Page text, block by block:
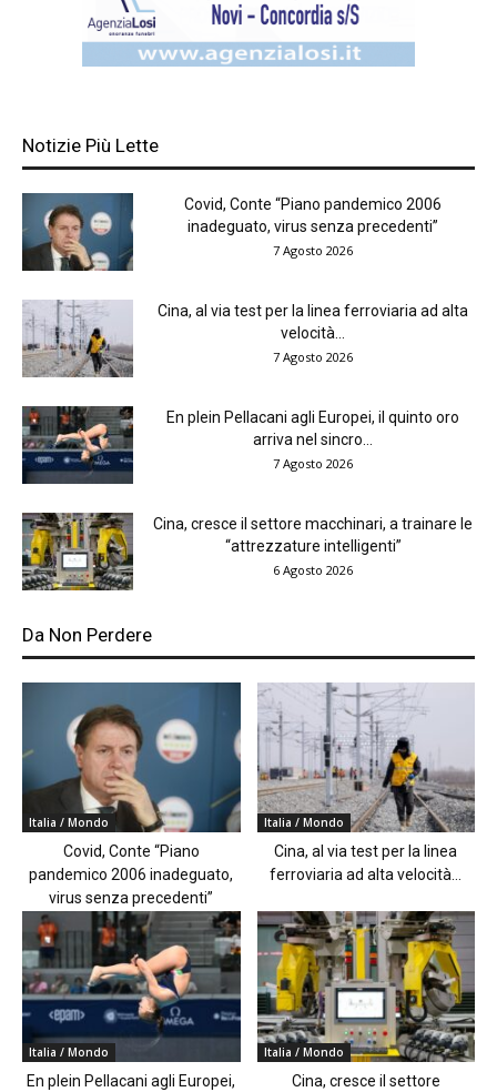
Notizie Più Lette
Covid, Conte “Piano pandemico 2006
inadeguato, virus senza precedenti”
7 Agosto 2026
Cina, al via test per la linea ferroviaria ad alta
velocità...
7 Agosto 2026
En plein Pellacani agli Europei, il quinto oro
arriva nel sincro...
7 Agosto 2026
Cina, cresce il settore macchinari, a trainare le
“attrezzature intelligenti”
6 Agosto 2026
Da Non Perdere
Italia / Mondo
Covid, Conte “Piano
pandemico 2006 inadeguato,
virus senza precedenti”
Italia / Mondo
Cina, al via test per la linea
ferroviaria ad alta velocità...
Italia / Mondo
En plein Pellacani agli Europei,
Italia / Mondo
Cina, cresce il settore